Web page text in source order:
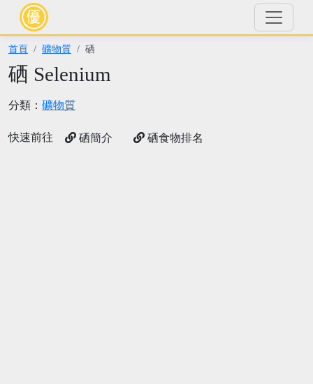
首頁 礦物質 硒
硒 Selenium
分類： 礦物質
快速前往 硒簡介 硒食物排名